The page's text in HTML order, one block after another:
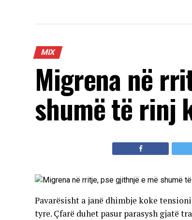
MIX
Migrena në
shumë të rinj
Pavarësisht a janë dhimbje koke
tyre. Çfarë duhet pasur parasysh gjatë